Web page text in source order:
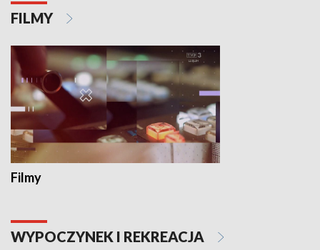
FILMY
Filmy
WYPOCZYNEK I REKREACJA